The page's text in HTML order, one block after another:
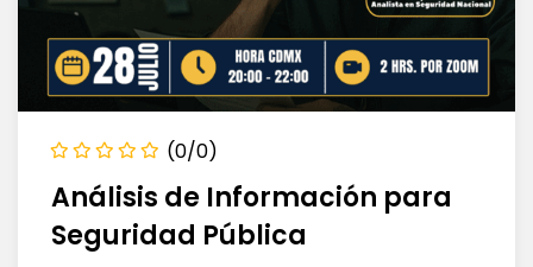
(0/0)
Análisis de Información para
Seguridad Pública